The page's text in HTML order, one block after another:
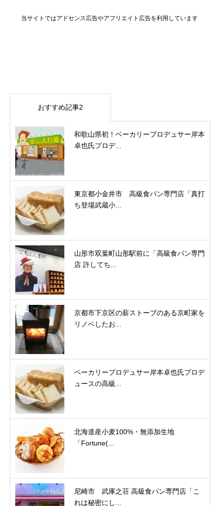
当サイトではアドセンス広告やアフリエイト広告を利用しています
おすすめ記事2
和歌山県初！ベーカリープロデュサー岸本
卓也氏プロデ...
東京都小金井市 高級食パン専門店「真打
ち登場武蔵小...
山形市双葉町山形駅前に「高級食パン専門
店 許してち...
京都市下京区の薪ストーブのある京町家を
リノベしたお...
ベーカリープロデュサー岸本卓也氏プロデ
ュースの高級...
北海道産小麦100%・無添加生地
「Fortune(...
尼崎市 武庫之荘 高級食パン専門店「こ
れは秘密にし...